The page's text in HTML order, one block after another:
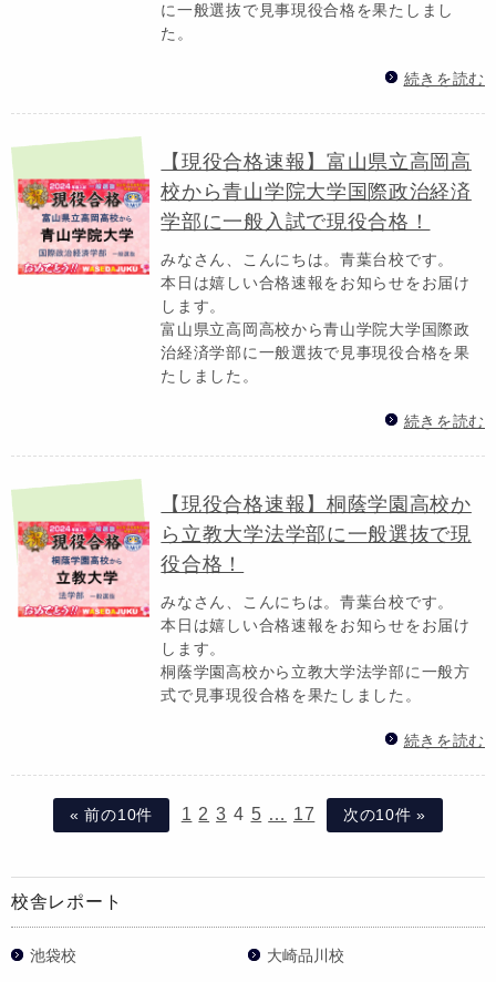
に一般選抜で見事現役合格を果たしまし
た。
続きを読む
【現役合格速報】富山県立高岡高
校から青山学院大学国際政治経済
学部に一般入試で現役合格！
みなさん、こんにちは。青葉台校です。
本日は嬉しい合格速報をお知らせをお届け
します。
富山県立高岡高校から青山学院大学国際政
治経済学部に一般選抜で見事現役合格を果
たしました。
続きを読む
【現役合格速報】桐蔭学園高校か
ら立教大学法学部に一般選抜で現
役合格！
みなさん、こんにちは。青葉台校です。
本日は嬉しい合格速報をお知らせをお届け
します。
桐蔭学園高校から立教大学法学部に一般方
式で見事現役合格を果たしました。
続きを読む
« 前の10件 1 2 3 4 5 … 17 次の10件 »
校舎レポート
池袋校 大崎品川校